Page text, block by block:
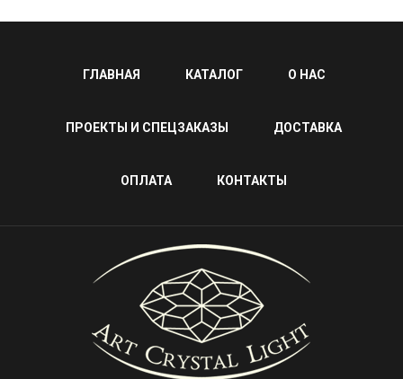
ГЛАВНАЯ КАТАЛОГ О НАС
ПРОЕКТЫ И СПЕЦЗАКАЗЫ ДОСТАВКА
ОПЛАТА КОНТАКТЫ